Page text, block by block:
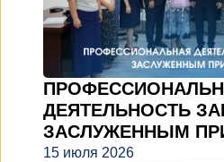
ДЕЯТЕЛЬНОСТЬ
ЗАСЛУЖЕННЫМ
15 июля 2026